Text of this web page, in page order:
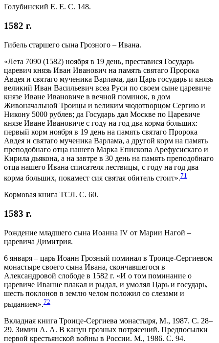
Голубинский Е. Е. С. 148.
1582 г.
Гибель старшего сына Грозного – Ивана.
«Лета 7090 (1582) ноября в 19 день, преставися Государь
царевич князь Иван Иванович на память святаго Пророка
Авдея и святаго мученика Варлама, дал Царь государь и князь
великий Иван Васильевич всеа Руси по своем сыне царевиче
князе Иване Ивановиче в вечной поминок, в дом
Живоначальной Троицы и великим чюдотворцом Сергию и
Никону 5000 рублев; да Государь дал Москве по Царевиче
князе Иване Ивановиче с году на год два корма больших:
первый корм ноября в 19 день на память святаго Пророка
Авдея и святаго мученика Варлама, а другой корм на память
преподобнаго отца нашего Марка Епископа Арефусискаго и
Кирила дьякона, а на завтре в 30 день на память преподобнаго
отца нашего Ивана списателя лествицы, с году на год два
корма больших, покамест сия святая обитель стоит».71
Кормовая книга ТСЛ. С. 60.
1583 г.
Рождение младшего сына Иоанна IV от Марии Нагой –
царевича Димитрия.
6 января – царь Иоанн Грозный поминал в Троице-Сергиевом
монастыре своего сына Ивана, скончавшегося в
Александровой слободе в 1582 г. «И о том поминание о
царевиче Иванне плакал и рыдал, и умолял Царь и государь,
шесть поклонов в землю челом положил со слезами и
рыданием».72
Вкладная книга Троице-Сергиева монастыря, М., 1987. С. 28–
29. Зимин А. А. В канун грозных потрясений. Предпосылки
первой крестьянской войны в России. М., 1986. С. 94.